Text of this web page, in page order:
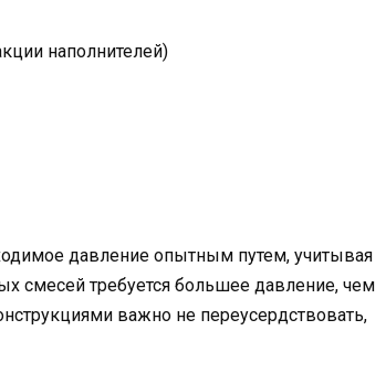
наполнителей)
давление опытным путем, учитывая
смесей требуется большее давление, чем
важно не переусердствовать,